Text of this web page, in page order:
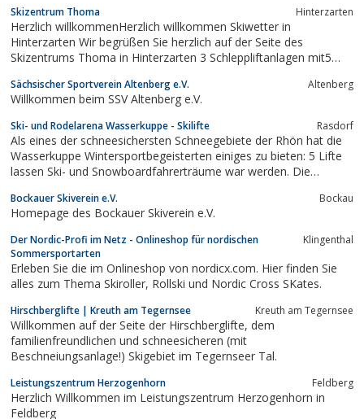
Skizentrum Thoma Hinterzarten
Herzlich willkommenHerzlich willkommen Skiwetter in
Hinterzarten Wir begrüßen Sie herzlich auf der Seite des
Skizentrums Thoma in Hinterzarten 3 Schleppliftanlagen mit5
zu einem wunderbaren Skierlebnis ein! Öffnungszeiten
Tagesbetrieb Sa und So von 9.00-16.30 Uhr...
Sächsischer Sportverein Altenberg e.V. Altenberg
Willkommen beim SSV Altenberg e.V.
Ski- und Rodelarena Wasserkuppe - Skilifte Rasdorf
Als eines der schneesichersten Schneegebiete der Rhön hat die
Wasserkuppe Wintersportbegeisterten einiges zu bieten: 5 Lifte
lassen Ski- und Snowboardfahrerträume war werden. Die
Bockauer Skiverein e.V. Bockau
Homepage des Bockauer Skiverein e.V.
Der Nordic-Profi im Netz - Onlineshop für nordischen
Sommersportarten
Klingenthal
Erleben Sie die im Onlineshop von nordicx.com. Hier finden Sie
alles zum Thema Skiroller, Rollski und Nordic Cross SKates.
Hirschberglifte | Kreuth am Tegernsee Kreuth am Tegernsee
Willkommen auf der Seite der Hirschberglifte, dem
familienfreundlichen und schneesicheren (mit
Beschneiungsanlage!) Skigebiet im Tegernseer Tal.
Leistungszentrum Herzogenhorn Feldberg
Herzlich Willkommen im Leistungszentrum Herzogenhorn in
Feldberg